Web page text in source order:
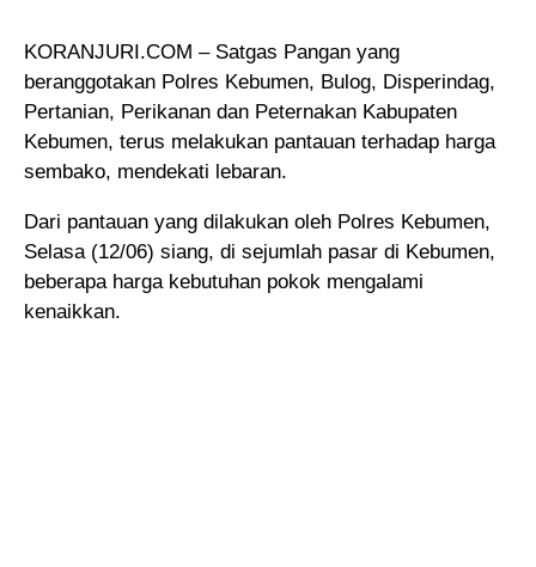
KORANJURI.COM – Satgas Pangan yang
beranggotakan Polres Kebumen, Bulog, Disperindag,
Pertanian, Perikanan dan Peternakan Kabupaten
Kebumen, terus melakukan pantauan terhadap harga
sembako, mendekati lebaran.
Dari pantauan yang dilakukan oleh Polres Kebumen,
Selasa (12/06) siang, di sejumlah pasar di Kebumen,
beberapa harga kebutuhan pokok mengalami
kenaikkan.